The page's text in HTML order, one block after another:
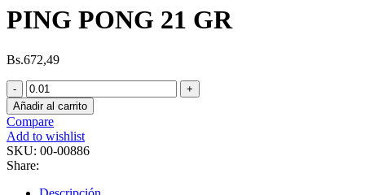
PING PONG 21 GR
Bs.672,49
PING
PONG
21
GR
cantidad
Añadir al carrito
Compare
Add to wishlist
SKU: 00-00886
Share: